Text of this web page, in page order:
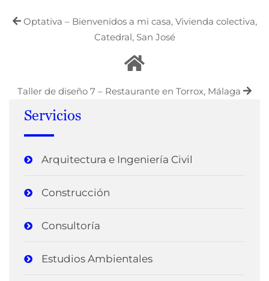
Optativa – Bienvenidos a mi casa, Vivienda colectiva,
Catedral, San José
Taller de diseño 7 – Restaurante en Torrox, Málaga
Servicios
Arquitectura e Ingeniería Civil
Construcción
Consultoría
Estudios Ambientales